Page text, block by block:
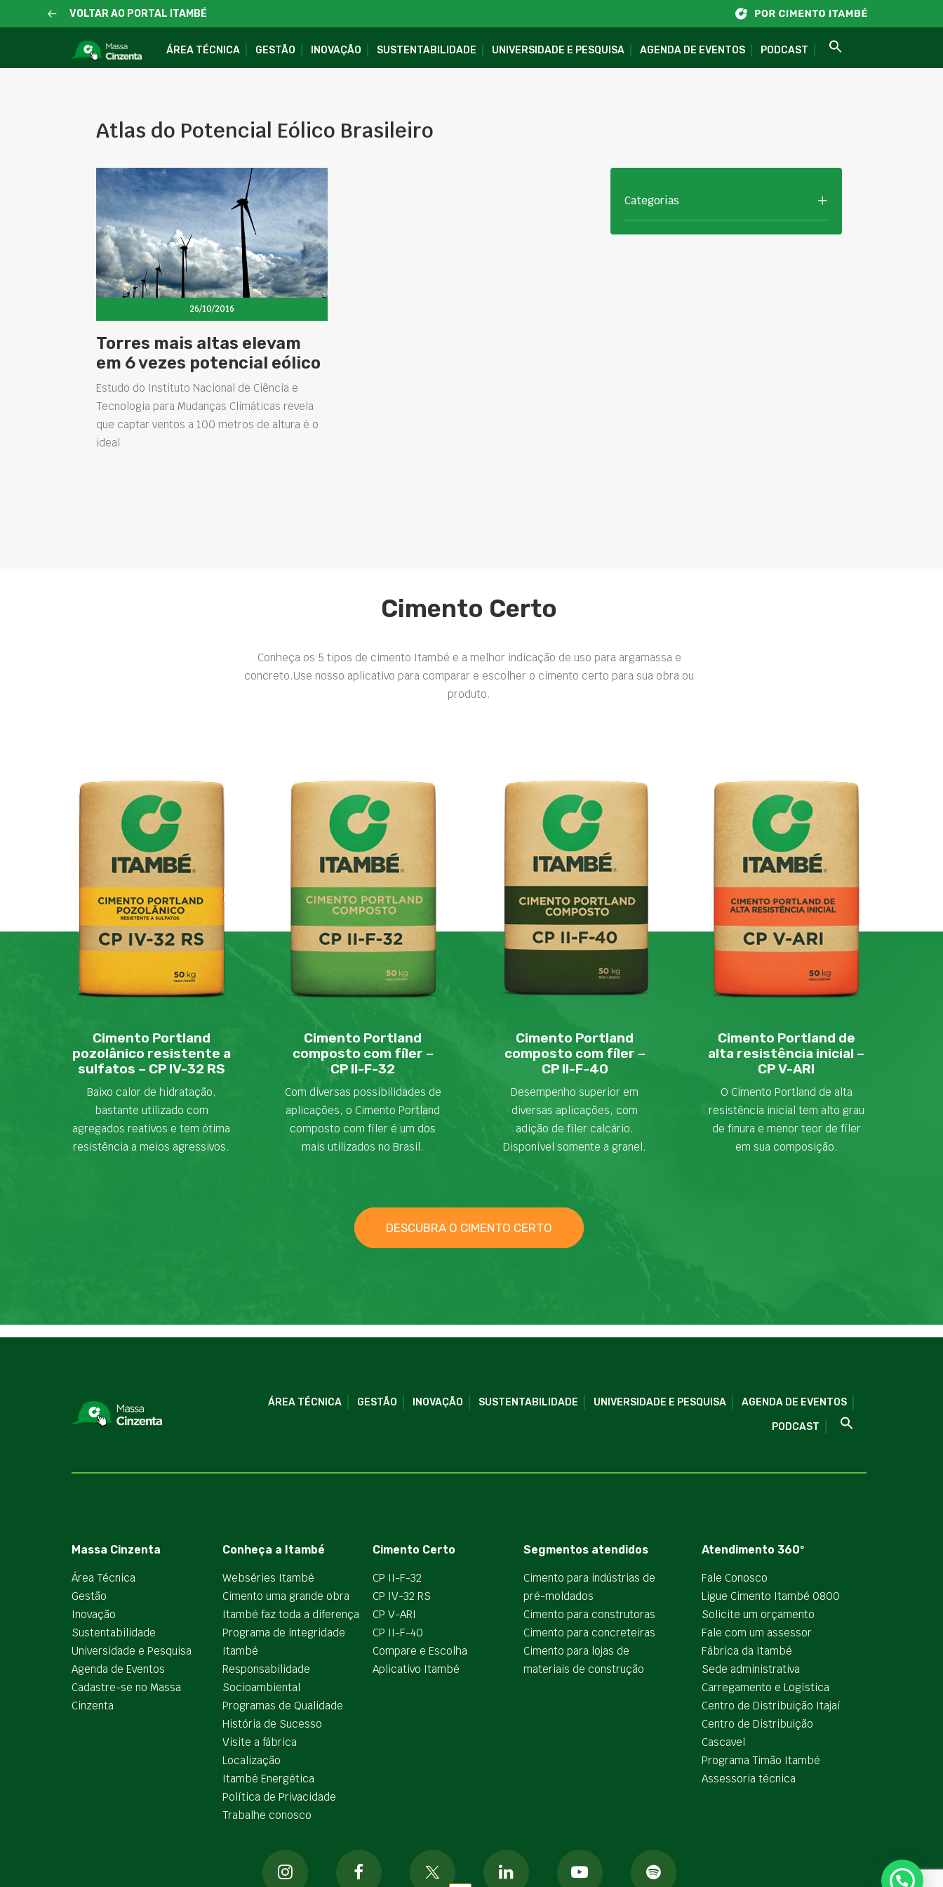
VOLTAR AO PORTAL ITAMBÉ
ÁREA TÉCNICA GESTÃO INOVAÇÃO SUSTENTABILIDADE UNIVERSIDADE E PESQUISA AGENDA DE EVENTOS PODCAST
Atlas do Potencial Eólico Brasileiro
26/10/2016
Torres mais altas elevam
em 6 vezes potencial eólico
Estudo do Instituto Nacional de Ciência e
Tecnologia para Mudanças Climáticas revela
que captar ventos a 100 metros de altura é o
ideal
Categorias
Cimento Certo
Conheça os 5 tipos de cimento Itambé e a melhor indicação de uso para argamassa e
concreto.Use nosso aplicativo para comparar e escolher o cimento certo para sua obra ou
produto.
Cimento Portland
pozolânico resistente a
sulfatos – CP IV-32 RS
Baixo calor de hidratação,
bastante utilizado com
agregados reativos e tem ótima
resistência a meios agressivos.
Cimento Portland
composto com fíler –
CP II-F-32
Com diversas possibilidades de
aplicações, o Cimento Portland
composto com fíler é um dos
mais utilizados no Brasil.
Cimento Portland
composto com fíler –
CP II-F-40
Desempenho superior em
diversas aplicações, com
adição de fíler calcário.
Disponível somente a granel.
Cimento Portland de
alta resistência inicial –
CP V-ARI
O Cimento Portland de alta
resistência inicial tem alto grau
de finura e menor teor de fíler
em sua composição.
DESCUBRA O CIMENTO CERTO
ÁREA TÉCNICA GESTÃO INOVAÇÃO SUSTENTABILIDADE UNIVERSIDADE E PESQUISA AGENDA DE EVENTOS
PODCAST
Massa Cinzenta
Área Técnica
Gestão
Inovação
Sustentabilidade
Universidade e Pesquisa
Agenda de Eventos
Cadastre-se no Massa
Cinzenta
Conheça a Itambé
Webséries Itambé
Cimento uma grande obra
Itambé faz toda a diferença
Programa de integridade
Itambé
Responsabilidade
Socioambiental
Programas de Qualidade
História de Sucesso
Visite a fábrica
Localização
Itambé Energética
Política de Privacidade
Trabalhe conosco
Cimento Certo
CP II-F-32
CP IV-32 RS
CP V-ARI
CP II-F-40
Compare e Escolha
Aplicativo Itambé
Segmentos atendidos
Cimento para indústrias de
pré-moldados
Cimento para construtoras
Cimento para concreteiras
Cimento para lojas de
materiais de construção
Atendimento 360º
Fale Conosco
Ligue Cimento Itambé 0800
Solicite um orçamento
Fale com um assessor
Fábrica da Itambé
Sede administrativa
Carregamento e Logística
Centro de Distribuição Itajaí
Centro de Distribuição
Cascavel
Programa Timão Itambé
Assessoria técnica